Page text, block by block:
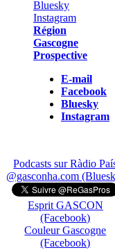
Région
Gascogne
Prospective
E-mail
Facebook
Bluesky
Instagram
Podcasts sur Ràdio
@gasconha.com
Esprit GASCON
(Facebook)
Couleur Gascogne
(Facebook)